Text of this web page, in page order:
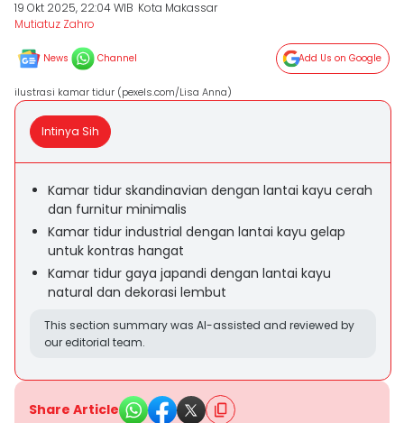
19 Okt 2025, 22:04 WIB Kota Makassar
Mutiatuz Zahro
News Channel Add Us on Google
ilustrasi kamar tidur (pexels.com/Lisa Anna)
Intinya Sih
Kamar tidur skandinavian dengan lantai kayu cerah
dan furnitur minimalis
Kamar tidur industrial dengan lantai kayu gelap
untuk kontras hangat
Kamar tidur gaya japandi dengan lantai kayu
natural dan dekorasi lembut
This section summary was AI-assisted and reviewed by
our editorial team.
Share Article